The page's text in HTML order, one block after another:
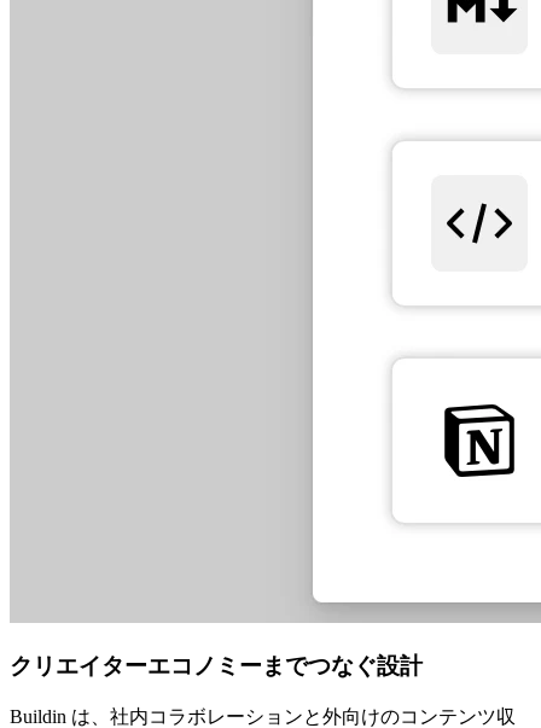
クリエイターエコノミーまでつなぐ設計
Buildin は、社内コラボレーションと外向けのコンテンツ収